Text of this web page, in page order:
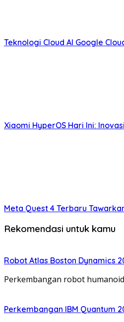
Teknologi Cloud AI Google
Xiaomi HyperOS Hari Ini:
Meta Quest 4 Terbaru
Rekomendasi untuk kamu
Robot Atlas Boston Dynamics
Perkembangan robot
Perkembangan IBM Quantum